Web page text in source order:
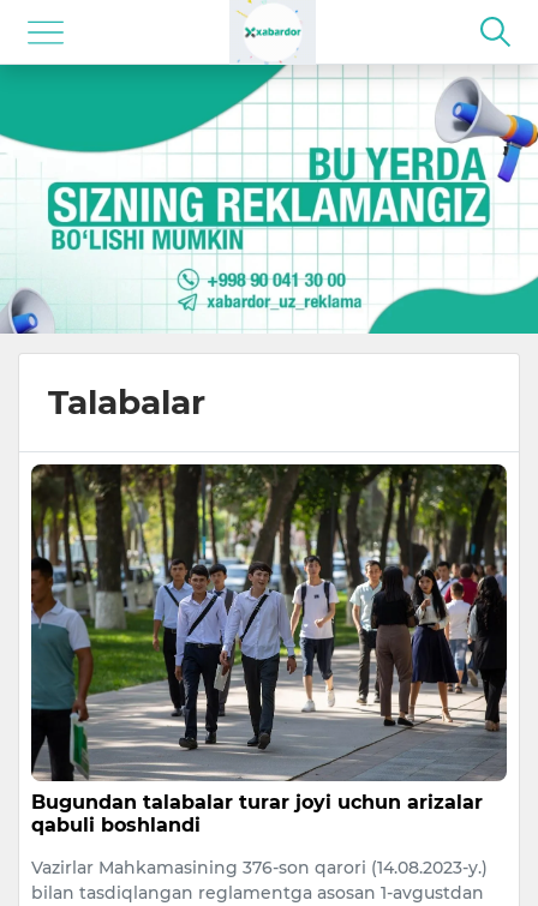
Talabalar
Bugundan talabalar turar joyi uchun arizalar
qabuli boshlandi
Vazirlar Mahkamasining 376-son qarori (14.08.2023-y.)
bilan tasdiqlangan reglamentga asosan 1-avgustdan